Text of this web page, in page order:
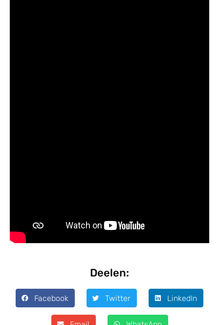
Deelen:
Facebook Twitter LinkedIn